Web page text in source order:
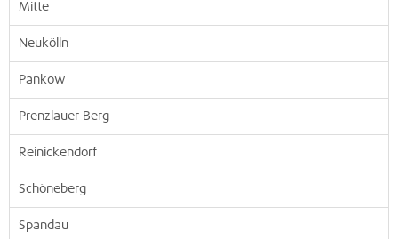
Mitte
Neukölln
Pankow
Prenzlauer Berg
Reinickendorf
Schöneberg
Spandau